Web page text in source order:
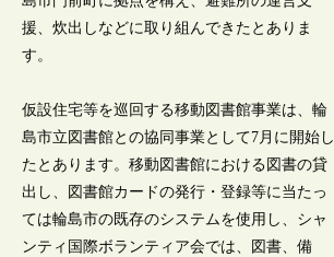
援、炊出しなどに取り組んできたとありま
す。
仮設住宅等を巡回する移動図書館事業は、輪
島市立図書館との協同事業として7月に開始し
たとあります。移動図書館における図書の貸
出し、図書館カードの発行・登録等に当たっ
ては輪島市の既存のシステムを使用し、シャ
ンティ国際ボランティア会では、図書、備